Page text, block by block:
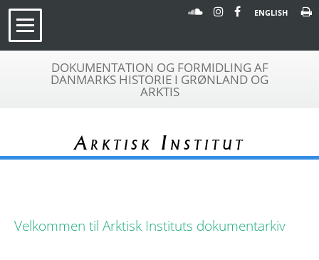
ENGLISH
DOKUMENTATION OG FORMIDLING AF
DANMARKS HISTORIE I GRØNLAND OG
ARKTIS
Arktisk Institut
Velkommen til Arktisk Instituts dokumentarkiv